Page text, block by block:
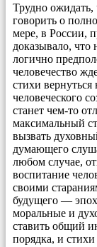
Трудно ожидать,
говорить о
мере, в России,
доказывало, что
логично
человечество
стихи
человеческого
станет чем-то
максимальный
вызвать
думающего
любом случае,
воспитание
своими
будущего —
моральные и
ставить общий
порядка, и стихи